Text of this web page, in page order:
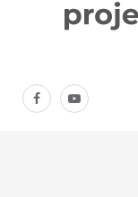
Chcesz być na